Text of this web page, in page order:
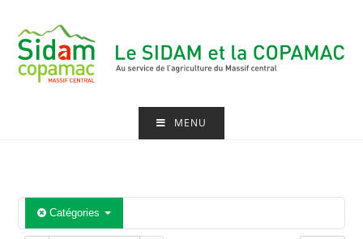
content
MENU
Catégories